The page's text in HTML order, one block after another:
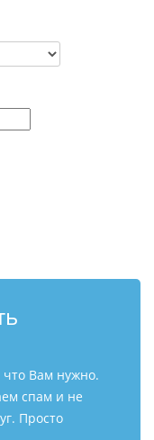
что Вам нужно.
спам и не
Просто